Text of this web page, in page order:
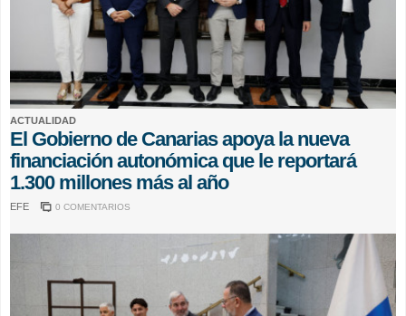
ACTUALIDAD
El Gobierno de Canarias apoya la nueva
financiación autonómica que le reportará
1.300 millones más al año
EFE 0 COMENTARIOS